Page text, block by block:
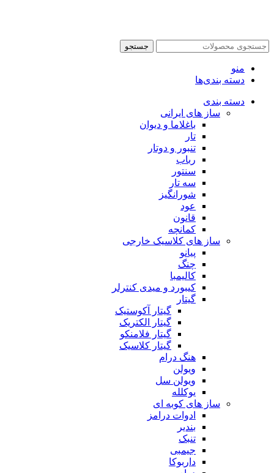
جستجو
منو
دسته بندی‌ها
دسته بندی
ساز های ایرانی
باغلاما و دیوان
تار
تنبور و دوتار
رباب
سنتور
سه تار
شورانگیز
عود
قانون
کمانچه
ساز های کلاسیک خارجی
پیانو
چنگ
کالیمبا
کیبورد و میدی کنترلر
گیتار
گیتار آکوستیک
گیتار الکتریک
گیتار فلامنکو
گیتار کلاسیک
هنگ درام
ویولن
ویولن سل
یوکلله
ساز های کوبه ای
ادوات درامز
بندیر
تنبک
جیمبی
داربوکا